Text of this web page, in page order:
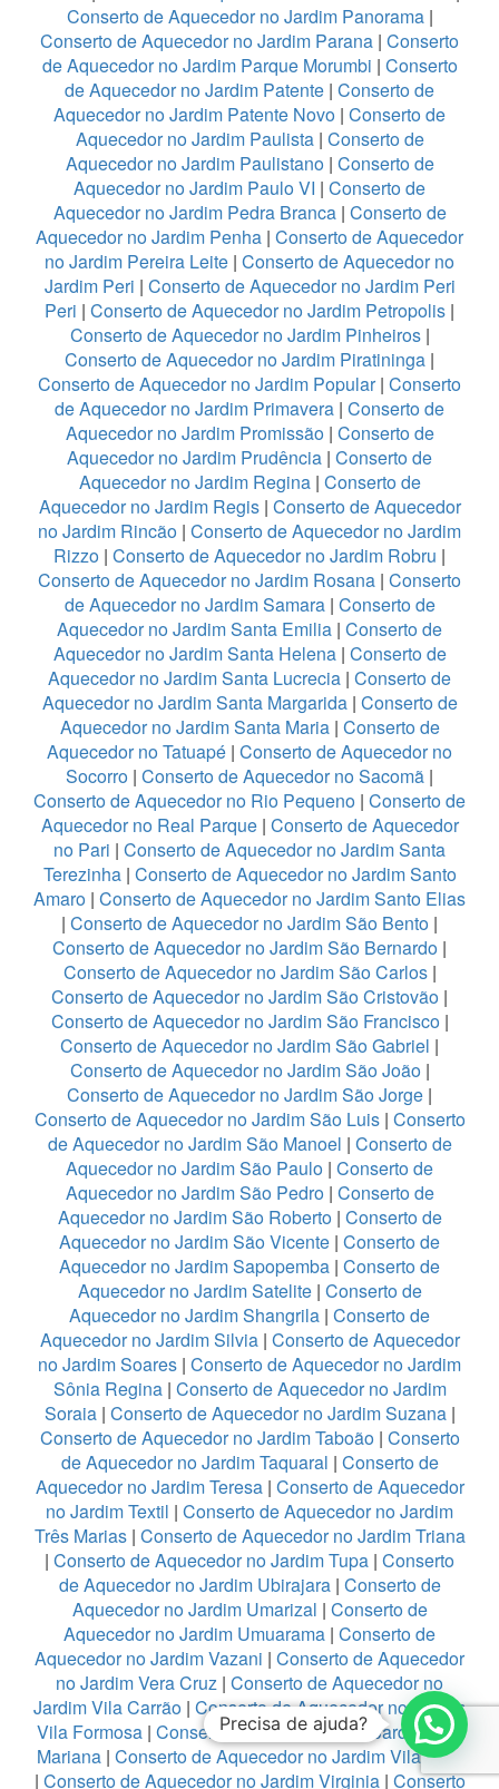
Conserto de Aquecedor no Jardim Panorama|
Conserto de Aquecedor no Jardim Parana | Conserto
de Aquecedor no Jardim Parque Morumbi | Conserto
de Aquecedor no Jardim Patente | Conserto de
Aquecedor no Jardim Patente Novo | Conserto de
Aquecedor no Jardim Paulista| Conserto de
Aquecedor no Jardim Paulistano| Conserto de
Aquecedor no Jardim Paulo VI | Conserto de
Aquecedor no Jardim Pedra Branca| Conserto de
Aquecedor no Jardim Penha | Conserto de Aquecedor
no Jardim Pereira Leite | Conserto de Aquecedor no
Jardim Peri | Conserto de Aquecedor no Jardim Peri
Peri | Conserto de Aquecedor no Jardim Petropolis |
Conserto de Aquecedor no Jardim Pinheiros|
Conserto de Aquecedor no Jardim Piratininga |
Conserto de Aquecedor no Jardim Popular| Conserto
de Aquecedor no Jardim Primavera | Conserto de
Aquecedor no Jardim Promissão| Conserto de
Aquecedor no Jardim Prudência | Conserto de
Aquecedor no Jardim Regina| Conserto de
Aquecedor no Jardim Regis| Conserto de Aquecedor
no Jardim Rincão | Conserto de Aquecedor no Jardim
Rizzo | Conserto de Aquecedor no Jardim Robru |
Conserto de Aquecedor no Jardim Rosana | Conserto
de Aquecedor no Jardim Samara| Conserto de
Aquecedor no Jardim Santa Emilia | Conserto de
Aquecedor no Jardim Santa Helena| Conserto de
Aquecedor no Jardim Santa Lucrecia | Conserto de
Aquecedor no Jardim Santa Margarida| Conserto de
Aquecedor no Jardim Santa Maria| Conserto de
Aquecedor no Tatuapé | Conserto de Aquecedor no
Socorro | Conserto de Aquecedor no Sacomã |
Conserto de Aquecedor no Rio Pequeno | Conserto de
Aquecedor no Real Parque| Conserto de Aquecedor
no Pari | Conserto de Aquecedor no Jardim Santa
Terezinha| Conserto de Aquecedor no Jardim Santo
Amaro | Conserto de Aquecedor no Jardim Santo Elias
| Conserto de Aquecedor no Jardim São Bento |
Conserto de Aquecedor no Jardim São Bernardo |
Conserto de Aquecedor no Jardim São Carlos|
Conserto de Aquecedor no Jardim São Cristovão |
Conserto de Aquecedor no Jardim São Francisco|
Conserto de Aquecedor no Jardim São Gabriel |
Conserto de Aquecedor no Jardim São João|
Conserto de Aquecedor no Jardim São Jorge |
Conserto de Aquecedor no Jardim São Luis| Conserto
de Aquecedor no Jardim São Manoel | Conserto de
Aquecedor no Jardim São Paulo | Conserto de
Aquecedor no Jardim São Pedro| Conserto de
Aquecedor no Jardim São Roberto| Conserto de
Aquecedor no Jardim São Vicente | Conserto de
Aquecedor no Jardim Sapopemba | Conserto de
Aquecedor no Jardim Satelite| Conserto de
Aquecedor no Jardim Shangrila | Conserto de
Aquecedor no Jardim Silvia| Conserto de Aquecedor
no Jardim Soares | Conserto de Aquecedor no Jardim
Sônia Regina| Conserto de Aquecedor no Jardim
Soraia| Conserto de Aquecedor no Jardim Suzana|
Conserto de Aquecedor no Jardim Taboão| Conserto
de Aquecedor no Jardim Taquaral | Conserto de
Aquecedor no Jardim Teresa| Conserto de Aquecedor
no Jardim Textil | Conserto de Aquecedor no Jardim
Três Marias| Conserto de Aquecedor no Jardim Triana
| Conserto de Aquecedor no Jardim Tupa | Conserto
de Aquecedor no Jardim Ubirajara| Conserto de
Aquecedor no Jardim Umarizal | Conserto de
Aquecedor no Jardim Umuarama | Conserto de
Aquecedor no Jardim Vazani | Conserto de Aquecedor
no Jardim Vera Cruz | Conserto de Aquecedor no
Jardim Vila Carrão | Conserto de Aquecedor no Jardim
Vila Formosa | Conserto de Aquecedor no Jardim Vila
Mariana | Conserto de Aquecedor no Jardim Vila Rica
| Conserto de Aquecedor no Jardim Virginia| Conserto
Precisa de ajuda?